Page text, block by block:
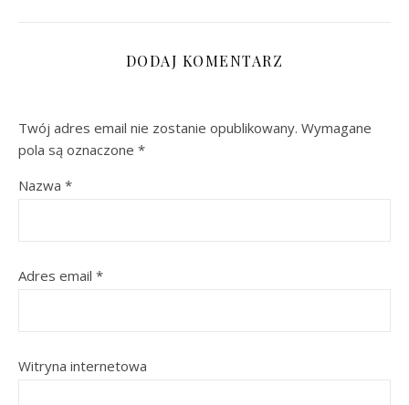
DODAJ KOMENTARZ
Twój adres email nie zostanie opublikowany. Wymagane
pola są oznaczone *
Nazwa *
Adres email *
Witryna internetowa